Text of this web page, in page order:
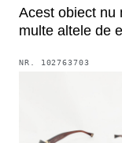
Acest obiect nu
multe altele de
NR. 102763703